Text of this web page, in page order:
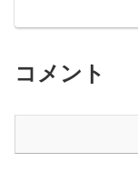
コメント